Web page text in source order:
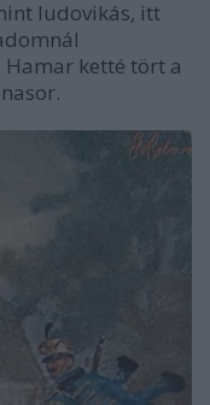
ludovikás, itt
ketté tört a